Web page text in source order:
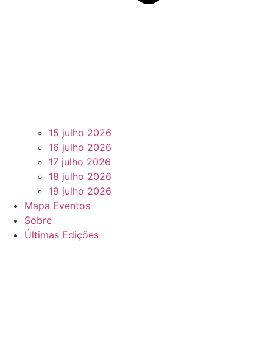
15 julho 2026
16 julho 2026
17 julho 2026
18 julho 2026
19 julho 2026
Mapa Eventos
Sobre
Últimas Edições